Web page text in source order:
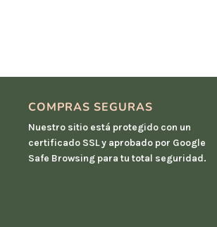
COMPRAS SEGURAS
Nuestro sitio está protegido con un
certificado SSL y aprobado por Google
Safe Browsing para tu total seguridad.